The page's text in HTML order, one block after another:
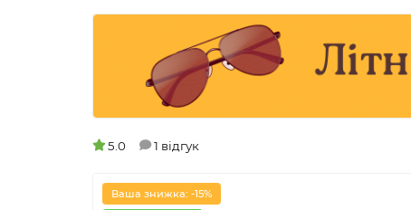
5.0 1 відгук
Ваша знижка: -15%